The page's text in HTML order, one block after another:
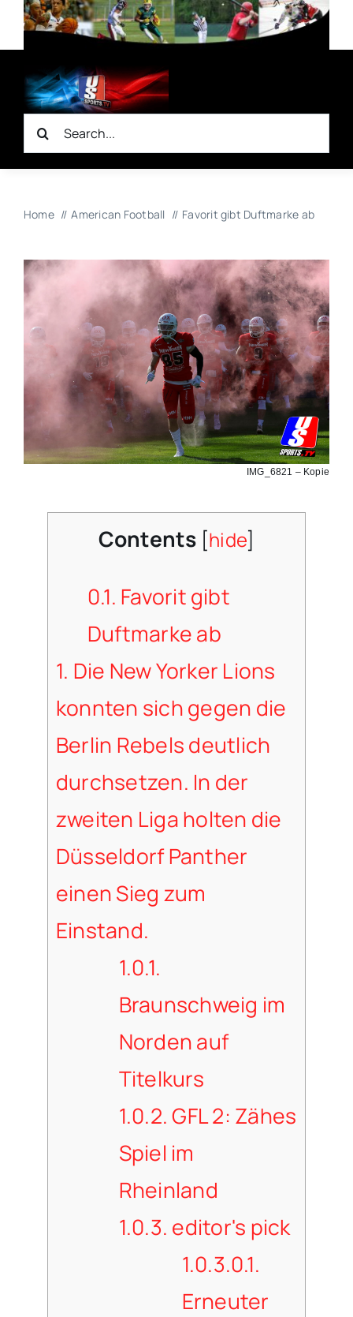
Zum
Inhalt
springen
Suche
nach:
Home American Football Favorit gibt Duftmarke ab
IMG_6821 – Kopie
Contents [hide]
0.1. Favorit gibt
Duftmarke ab
1. Die New Yorker Lions
konnten sich gegen die
Berlin Rebels deutlich
durchsetzen. In der
zweiten Liga holten die
Düsseldorf Panther
einen Sieg zum
Einstand.
1.0.1.
Braunschweig im
Norden auf
Titelkurs
1.0.2.GFL 2: Zähes
Spiel im
Rheinland
1.0.3. editor's pick
1.0.3.0.1.
Erneuter